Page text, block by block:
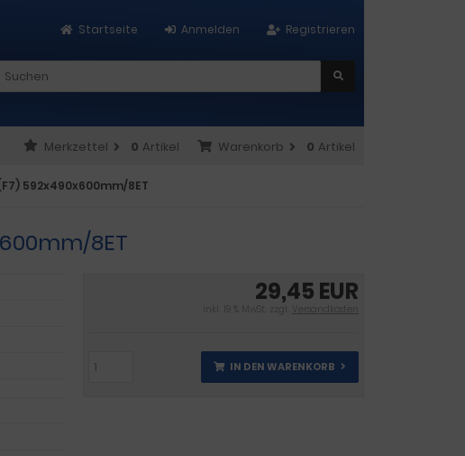
Registrieren
Anmelden
Startseite
Warenkorb 0 Artikel
Merkzettel 0 Artikel
592x490x600mm/8ET
8ET
29,45 EUR
inkl. 19 % MwSt. zzgl. Versandkosten
IN DEN WARENKORB